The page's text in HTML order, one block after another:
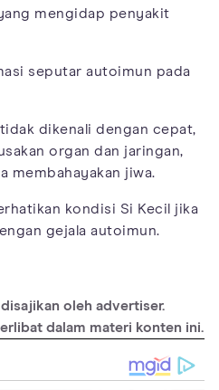
mengidap penyakit
seputar autoimun pada
dikenali dengan cepat,
organ dan jaringan,
membahayakan jiwa.
kondisi Si Kecil jika
gejala autoimun.
health/conditionsandtreatm
autoimmune-
oleh advertiser.
dalam materi konten ini.